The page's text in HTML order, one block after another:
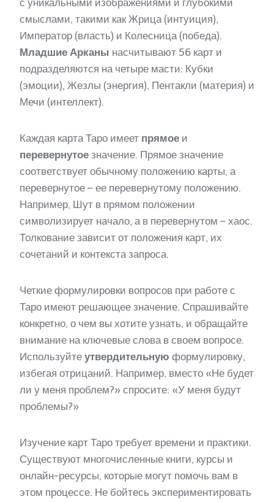
с уникальными изображениями и глубокими
смыслами, такими как Жрица (интуиция),
Император (власть) и Колесница (победа).
Младшие Арканы насчитывают 56 карт и
подразделяются на четыре масти: Кубки
(эмоции), Жезлы (энергия), Пентакли (материя) и
Мечи (интеллект).
Каждая карта Таро имеет прямое и
перевернутое значение. Прямое значение
соответствует обычному положению карты, а
перевернутое – ее перевернутому положению.
Например, Шут в прямом положении
символизирует начало, а в перевернутом – хаос.
Толкование зависит от положения карт, их
сочетаний и контекста запроса.
Четкие формулировки вопросов при работе с
Таро имеют решающее значение. Спрашивайте
конкретно, о чем вы хотите узнать, и обращайте
внимание на ключевые слова в своем вопросе.
Используйте утвердительную формулировку,
избегая отрицаний. Например, вместо «Не будет
ли у меня проблем?» спросите: «У меня будут
проблемы?»
Изучение карт Таро требует времени и практики.
Существуют многочисленные книги, курсы и
онлайн-ресурсы, которые могут помочь вам в
этом процессе. Не бойтесь экспериментировать